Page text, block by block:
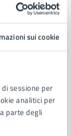
sui cookie
sessione per
analitici per
parte degli